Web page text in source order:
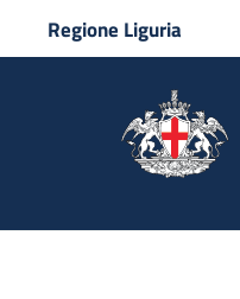
Regione Liguria